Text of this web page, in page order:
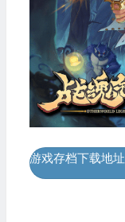
游戏存档下载地址